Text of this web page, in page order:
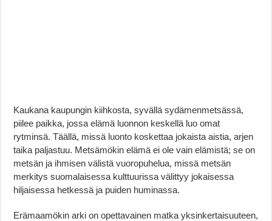
Kaukana kaupungin kiihkosta, syvällä sydämenmetsässä,
piilee paikka, jossa elämä luonnon keskellä luo omat
rytminsä. Täällä, missä luonto koskettaa jokaista aistia, arjen
taika paljastuu. Metsämökin elämä ei ole vain elämistä; se on
metsän ja ihmisen välistä vuoropuhelua, missä metsän
merkitys suomalaisessa kulttuurissa välittyy jokaisessa
hiljaisessa hetkessä ja puiden huminassa.
Erämaamökin arki on opettavainen matka yksinkertaisuuteen,